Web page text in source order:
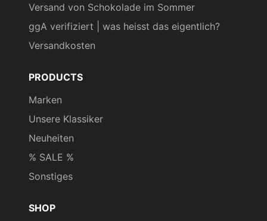
Versand von Schokolade im Sommer
ggA verifiziert | was heisst das eigentlich?
Versandkosten
PRODUCTS
Marken
Unsere Klassiker
Neuheiten
% SALE %
Sonstiges
SHOP